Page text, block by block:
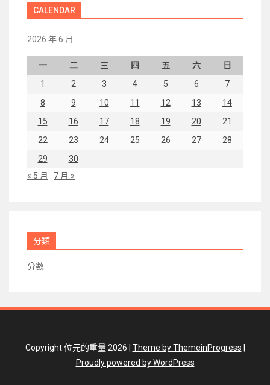
CALENDAR
2026 年 6 月
一 二 三 四 五 六
日
1
2 3 4 5 6
7
8
9 10 11 12 13
14
15
16 17 18 19 20
21
22
23 24 25 26 27
28
29
30
« 5 月
7 月 »
分類
分數
Copyright 位元的重量 2026 | Theme by ThemeinProgress
Proudly powered by WordPress